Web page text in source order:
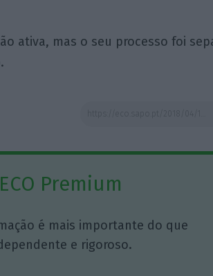
ativa, mas o seu processo foi
Premium
é mais importante do que
e rigoroso.